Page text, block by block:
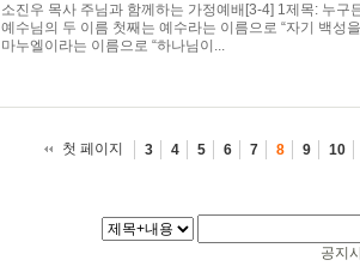
소진우 목사 주님과 함께하는 가정예배[3-4] 1제목: 누
예수님의 두 이름 첫째는 예수라는 이름으로 “자기 백성
마누엘이라는 이름으로 “하나님이...
첫 페이지
3 4 5 6 7 8 9 10
공지